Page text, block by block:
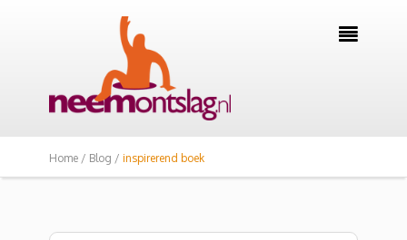

Home / Blog / inspirerend boek